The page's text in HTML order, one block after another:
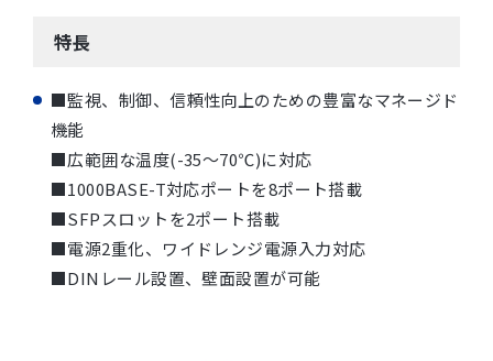
特長
■監視、制御、信頼性向上のための豊富なマネージド
機能
■広範囲な温度(-35～70℃)に対応
■1000BASE-T対応ポートを8ポート搭載
■SFPスロットを2ポート搭載
■電源2重化、ワイドレンジ電源入力対応
■DINレール設置、壁面設置が可能